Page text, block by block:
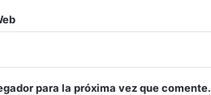
para la próxima vez que comente.